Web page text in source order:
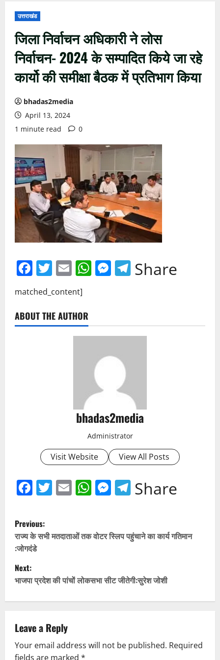
उत्तराखंड
जिला निर्वाचन अधिकारी ने लोस
निर्वाचन- 2024 के सम्पादित किये जा रहे
कार्यो की समीक्षा बैठक में प्रतिभाग किया
bhadas2media
April 13, 2024
1 minute read
0
Facebook
Twitter
EmailWhatsApp
Messenger
Telegram
Share
matched_content]
ABOUT THE AUTHOR
bhadas2media
Administrator
Visit Website View All Posts
Facebook
Twitter
EmailWhatsApp
Messenger
Telegram
Share
P
o
s
t
n
a
v
Previous:
राज्य के सभी मतदाताओं तक वोटर स्लिप पहुंचाने का कार्य गतिमान
:जोगदंडे
Next:
भाजपा प्रदेश की पांचों लोकसभा सीट जीतेगी:सुरेश जोशी
Leave a Reply
Your email address will not be published. Required
fields are marked *